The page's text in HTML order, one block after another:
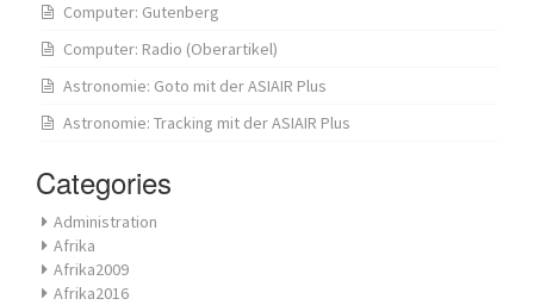
Computer: Gutenberg
Computer: Radio (Oberartikel)
Astronomie: Goto mit der ASIAIR Plus
Astronomie: Tracking mit der ASIAIR Plus
Categories
Administration
Afrika
Afrika2009
Afrika2016